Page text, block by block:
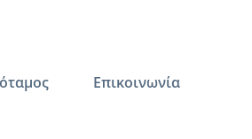
Επικοινωνία